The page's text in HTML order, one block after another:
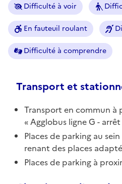
Difficulté à voir
En fauteuil roulant
Difficulté à comprendre
Transport et
Transport en commun à
Agglobus ligne G -
Places de parking au
renant des places
Places de parking à